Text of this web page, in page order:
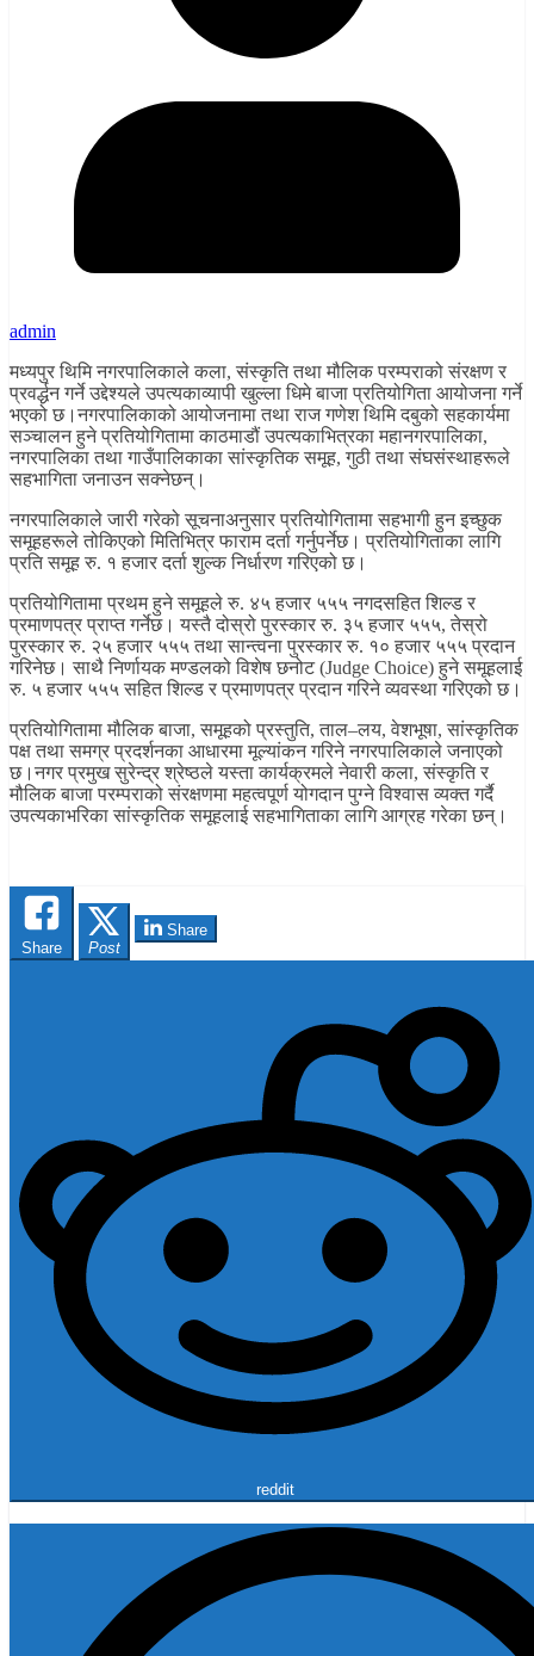
admin
मध्यपुर थिमि नगरपालिकाले कला, संस्कृति तथा मौलिक परम्पराको संरक्षण र
प्रवर्द्धन गर्ने उद्देश्यले उपत्यकाव्यापी खुल्ला धिमे बाजा प्रतियोगिता आयोजना गर्ने
भएको छ।नगरपालिकाको आयोजनामा तथा राज गणेश थिमि दबुको सहकार्यमा
सञ्चालन हुने प्रतियोगितामा काठमाडौं उपत्यकाभित्रका महानगरपालिका,
नगरपालिका तथा गाउँपालिकाका सांस्कृतिक समूह, गुठी तथा संघसंस्थाहरूले
सहभागिता जनाउन सक्नेछन्।
नगरपालिकाले जारी गरेको सूचनाअनुसार प्रतियोगितामा सहभागी हुन इच्छुक
समूहहरूले तोकिएको मितिभित्र फाराम दर्ता गर्नुपर्नेछ। प्रतियोगिताका लागि
प्रति समूह रु. १ हजार दर्ता शुल्क निर्धारण गरिएको छ।
प्रतियोगितामा प्रथम हुने समूहले रु. ४५ हजार ५५५ नगदसहित शिल्ड र
प्रमाणपत्र प्राप्त गर्नेछ। यस्तै दोस्रो पुरस्कार रु. ३५ हजार ५५५, तेस्रो
पुरस्कार रु. २५ हजार ५५५ तथा सान्त्वना पुरस्कार रु. १० हजार ५५५ प्रदान
गरिनेछ। साथै निर्णायक मण्डलको विशेष छनोट (Judge Choice) हुने समूहलाई
रु. ५ हजार ५५५ सहित शिल्ड र प्रमाणपत्र प्रदान गरिने व्यवस्था गरिएको छ।
प्रतियोगितामा मौलिक बाजा, समूहको प्रस्तुति, ताल–लय, वेशभूषा, सांस्कृतिक
पक्ष तथा समग्र प्रदर्शनका आधारमा मूल्यांकन गरिने नगरपालिकाले जनाएको
छ।नगर प्रमुख सुरेन्द्र श्रेष्ठले यस्ता कार्यक्रमले नेवारी कला, संस्कृति र
मौलिक बाजा परम्पराको संरक्षणमा महत्वपूर्ण योगदान पुग्ने विश्वास व्यक्त गर्दै
उपत्यकाभरिका सांस्कृतिक समूहलाई सहभागिताका लागि आग्रह गरेका छन्।
Share Post
Share
reddit